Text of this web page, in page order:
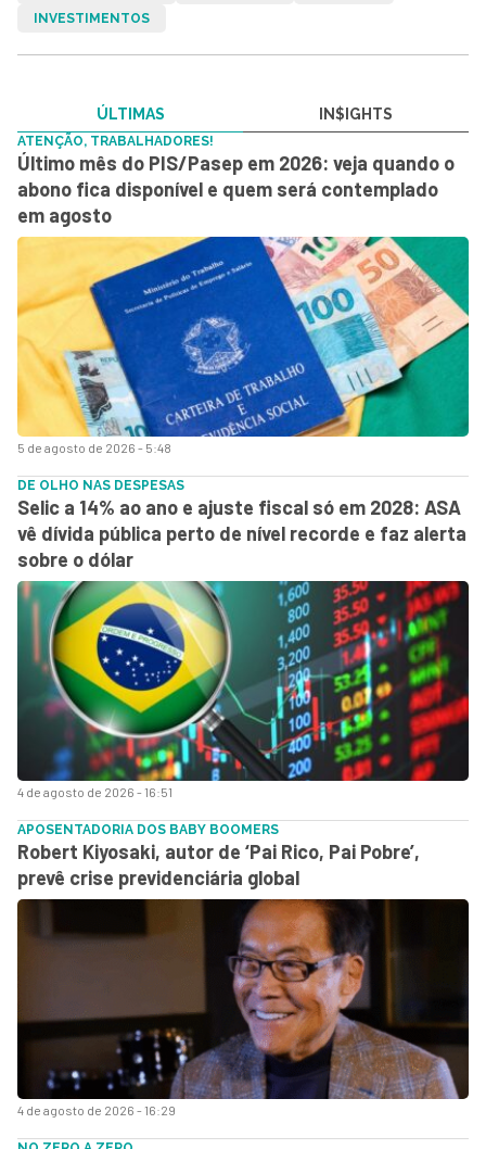
INVESTIMENTOS
ÚLTIMAS IN$IGHTS
5 de agosto de 2026 - 5:48
ATENÇÃO, TRABALHADORES!
Último mês do PIS/Pasep em 2026: veja quando o
abono fica disponível e quem será contemplado
em agosto
4 de agosto de 2026 - 16:51
DE OLHO NAS DESPESAS
Selic a 14% ao ano e ajuste fiscal só em 2028: ASA
vê dívida pública perto de nível recorde e faz alerta
sobre o dólar
4 de agosto de 2026 - 16:29
APOSENTADORIA DOS BABY BOOMERS
Robert Kiyosaki, autor de ‘Pai Rico, Pai Pobre’,
prevê crise previdenciária global